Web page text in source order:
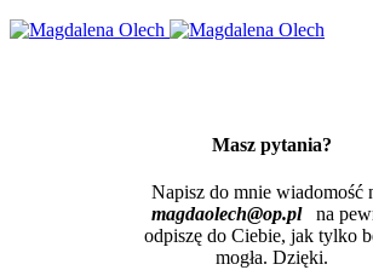
Masz pytania?
Napisz do mnie wiadomość
magdaolech@op.pl
na
odpiszę do Ciebie, jak tylko
mogła. Dzięki.